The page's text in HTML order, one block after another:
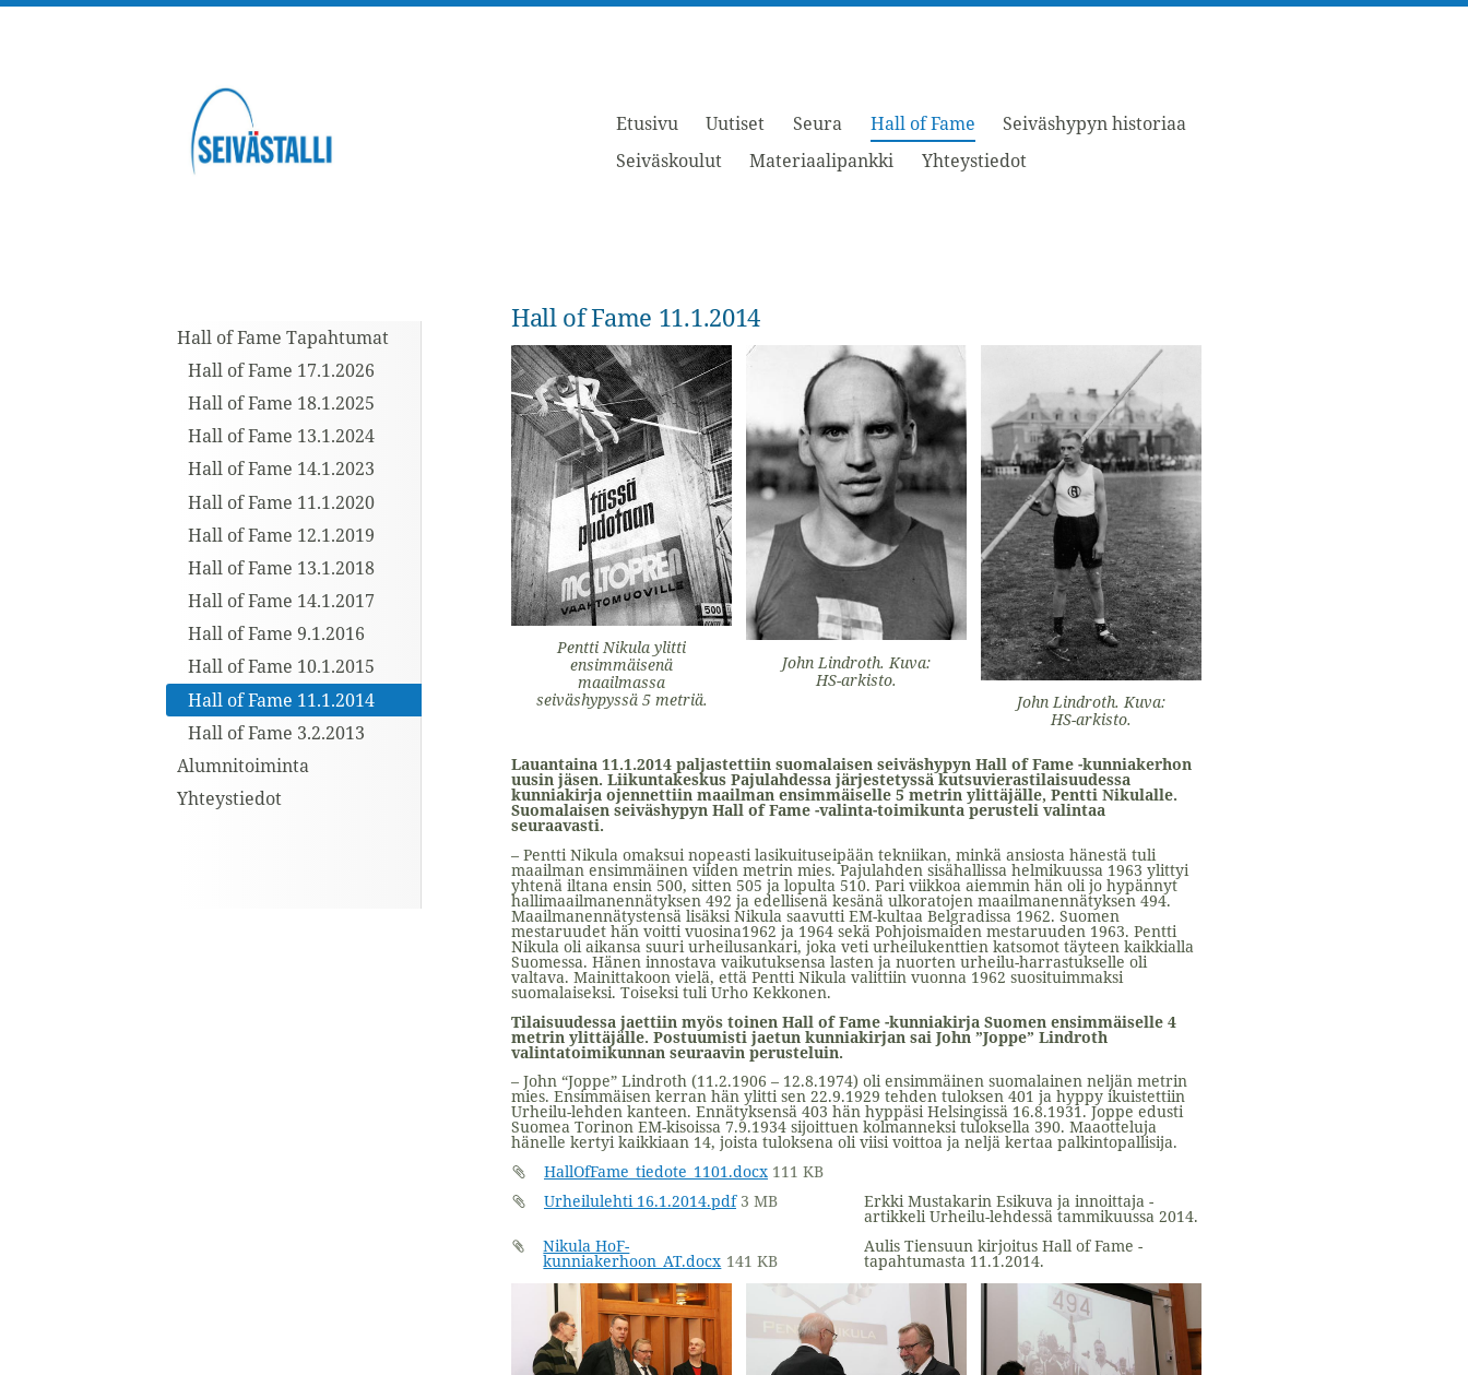
Sivuston etusivulle
Etusivu Uutiset Seura Hall of Fame
Seiväshypyn historiaa
Seiväskoulut
Materiaalipankki Yhteystiedot
Hall of Fame Tapahtumat
Hall of Fame 17.1.2026
Hall of Fame 18.1.2025
Hall of Fame 13.1.2024
Hall of Fame 14.1.2023
Hall of Fame 11.1.2020
Hall of Fame 12.1.2019
Hall of Fame 13.1.2018
Hall of Fame 14.1.2017
Hall of Fame 9.1.2016
Hall of Fame 10.1.2015
Hall of Fame 11.1.2014
Hall of Fame 3.2.2013
Alumnitoiminta
Yhteystiedot
Hall of Fame 11.1.2014
Pentti Nikula ylitti
ensimmäisenä
maailmassa
seiväshypyssä 5 metriä.
John Lindroth. Kuva:
HS-arkisto.
John Lindroth. Kuva:
HS-arkisto.
Lauantaina 11.1.2014 paljastettiin suomalaisen seiväshypyn Hall of Fame -kunniakerhon
uusin jäsen. Liikuntakeskus Pajulahdessa järjestetyssä kutsuvierastilaisuudessa
kunniakirja ojennettiin maailman ensimmäiselle 5 metrin ylittäjälle, Pentti Nikulalle.
Suomalaisen seiväshypyn Hall of Fame -valinta-toimikunta perusteli valintaa
seuraavasti.
– Pentti Nikula omaksui nopeasti lasikuituseipään tekniikan, minkä ansiosta hänestä tuli
maailman ensimmäinen viiden metrin mies. Pajulahden sisähallissa helmikuussa 1963 ylittyi
yhtenä iltana ensin 500, sitten 505 ja lopulta 510. Pari viikkoa aiemmin hän oli jo hypännyt
hallimaailmanennätyksen 492 ja edellisenä kesänä ulkoratojen maailmanennätyksen 494.
Maailmanennätystensä lisäksi Nikula saavutti EM-kultaa Belgradissa 1962. Suomen
mestaruudet hän voitti vuosina1962 ja 1964 sekä Pohjoismaiden mestaruuden 1963. Pentti
Nikula oli aikansa suuri urheilusankari, joka veti urheilukenttien katsomot täyteen kaikkialla
Suomessa. Hänen innostava vaikutuksensa lasten ja nuorten urheilu-harrastukselle oli
valtava. Mainittakoon vielä, että Pentti Nikula valittiin vuonna 1962 suosituimmaksi
suomalaiseksi. Toiseksi tuli Urho Kekkonen.
Tilaisuudessa jaettiin myös toinen Hall of Fame -kunniakirja Suomen ensimmäiselle 4
metrin ylittäjälle. Postuumisti jaetun kunniakirjan sai John ”Joppe” Lindroth
valintatoimikunnan seuraavin perusteluin.
– John “Joppe” Lindroth (11.2.1906 – 12.8.1974) oli ensimmäinen suomalainen neljän metrin
mies. Ensimmäisen kerran hän ylitti sen 22.9.1929 tehden tuloksen 401 ja hyppy ikuistettiin
Urheilu-lehden kanteen. Ennätyksensä 403 hän hyppäsi Helsingissä 16.8.1931. Joppe edusti
Suomea Torinon EM-kisoissa 7.9.1934 sijoittuen kolmanneksi tuloksella 390. Maaotteluja
hänelle kertyi kaikkiaan 14, joista tuloksena oli viisi voittoa ja neljä kertaa palkintopallisija.
HallOfFame_tiedote_1101.docx 111 KB
Urheilulehti 16.1.2014.pdf 3 MB Erkki Mustakarin Esikuva ja innoittaja -
artikkeli Urheilu-lehdessä tammikuussa 2014.
Nikula HoF-
kunniakerhoon_AT.docx 141 KB
Aulis Tiensuun kirjoitus Hall of Fame -
tapahtumasta 11.1.2014.